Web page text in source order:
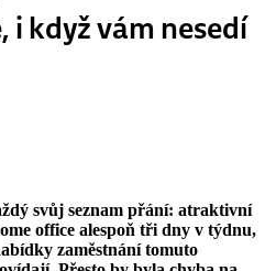
i když vám nesedí
svůj seznam přání: atraktivní
office alespoň tři dny v týdnu,
zaměstnání tomuto